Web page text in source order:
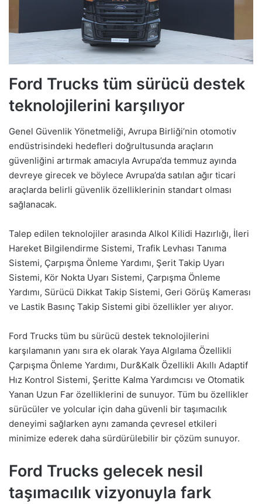
Ford Trucks tüm sürücü destek
teknolojilerini karşılıyor
Genel Güvenlik Yönetmeliği, Avrupa Birliği’nin otomotiv
endüstrisindeki hedefleri doğrultusunda araçların
güvenliğini artırmak amacıyla Avrupa’da temmuz ayında
devreye girecek ve böylece Avrupa’da satılan ağır ticari
araçlarda belirli güvenlik özelliklerinin standart olması
sağlanacak.
Talep edilen teknolojiler arasında Alkol Kilidi Hazırlığı, İleri
Hareket Bilgilendirme Sistemi, Trafik Levhası Tanıma
Sistemi, Çarpışma Önleme Yardımı, Şerit Takip Uyarı
Sistemi, Kör Nokta Uyarı Sistemi, Çarpışma Önleme
Yardımı, Sürücü Dikkat Takip Sistemi, Geri Görüş Kamerası
ve Lastik Basınç Takip Sistemi gibi özellikler yer alıyor.
Ford Trucks tüm bu sürücü destek teknolojilerini
karşılamanın yanı sıra ek olarak Yaya Algılama Özellikli
Çarpışma Önleme Yardımı, Dur&Kalk Özellikli Akıllı Adaptif
Hız Kontrol Sistemi, Şeritte Kalma Yardımcısı ve Otomatik
Yanan Uzun Far özelliklerini de sunuyor. Tüm bu özellikler
sürücüler ve yolcular için daha güvenli bir taşımacılık
deneyimi sağlarken aynı zamanda çevresel etkileri
minimize ederek daha sürdürülebilir bir çözüm sunuyor.
Ford Trucks gelecek nesil
taşımacılık vizyonuyla fark